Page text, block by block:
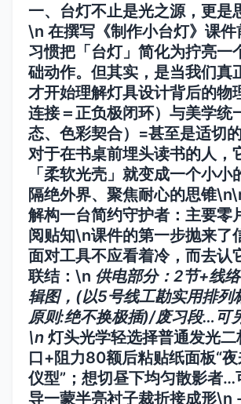
一、台灯不止是光之源，更是
\n 在撰写《制作小台灯》课件
习惯把「台灯」简化为拧亮一
础动作。但其实，是当我们真
才开始理解灯具设计背后的物
连接＝正负极闭环）与美学统
态、色彩契合）=甚至是适切
对于在书桌前埋头读书的人，
「柔软光壳」就变成一个小小
隔绝外界、聚焦耐心的思锥
解构一台简约守护者：主要零
阅贴知\n课件的第一步抛来了
面对工具不应看着冷，而去认
联结：\n 供电部分：2节+线
辑图，(以5号线工勘实用排
原则:绝不换极插)/废习段…可
\n 灯头光学轻选择普通发光二
口+阻力80额后粘贴纸面板“
仪型”；想切昼下均匀散影者…
导一蒙半亮衬子裁折接成形\n